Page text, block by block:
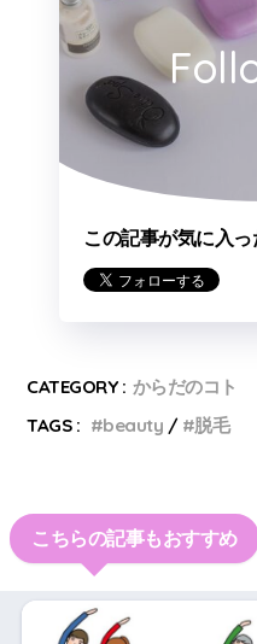
この記事が気に入
CATEGORY : からだのコト
TAGS :
beauty 脱毛
こちらの記事もおすすめ